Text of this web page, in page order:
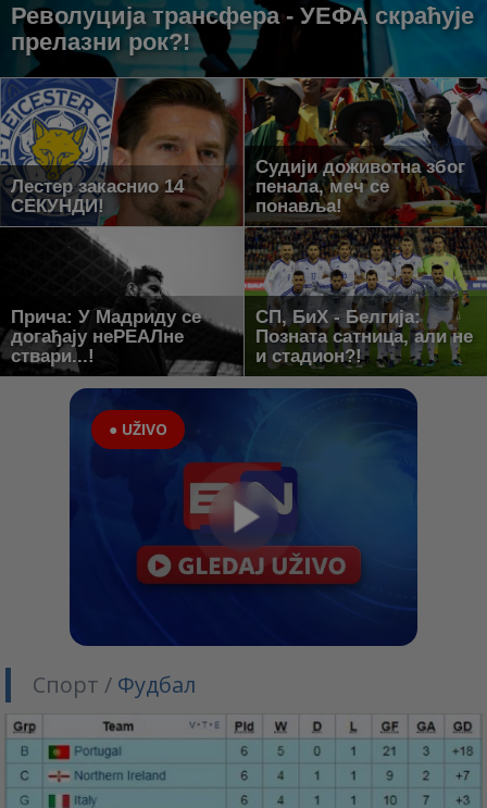
Револуција трансфера - УЕФА скраћује
прелазни рок?!
Лестер закаснио 14
СЕКУНДИ!
Судији доживотна због
пенала, меч се
понавља!
Прича: У Мадриду се
догађају неРЕАЛне
ствари...!
СП, БиХ - Белгија:
Позната сатница, али не
и стадион?!
● UŽIVO
Спорт / Фудбал